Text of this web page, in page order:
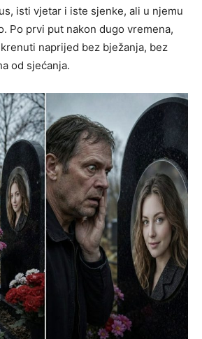
isti vjetar i iste sjenke, ali u njemu
Po prvi put nakon dugo vremena,
naprijed bez bježanja, bez
od sjećanja.